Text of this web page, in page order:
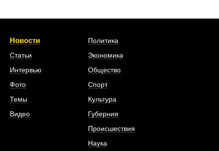
Новости
Статьи
Интервью
Фото
Темы
Видео
Политика
Экономика
Общество
Спорт
Культура
Губерния
Происшествия
Наука